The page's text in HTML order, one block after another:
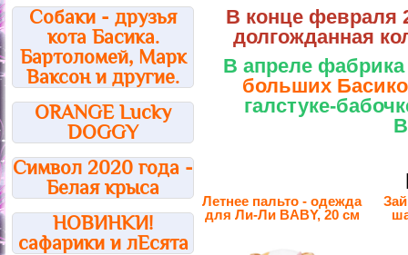
Собаки - друзья
кота Басика.
Бартоломей, Марк
Ваксон и другие.
ORANGE Lucky
DOGGY
Символ 2020 года -
Белая крыса
НОВИНКИ!
сафарики и лЕсята
В конце февраля
долгожданная
В апреле
больших
Летнее пальто - одежда
для Ли-Ли BABY, 20 см